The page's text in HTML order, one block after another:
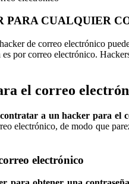
PARA CUALQUIER
de correo electrónico
es por correo electrónico.
el correo
contratar a un hacker para el
electrónico, de modo que
electrónico